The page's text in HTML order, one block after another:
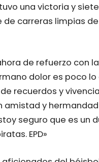
una victoria y siete
carreras limpias
de refuerzo con
dolor es poco
recuerdos y
y
seguro que es un
EPD»